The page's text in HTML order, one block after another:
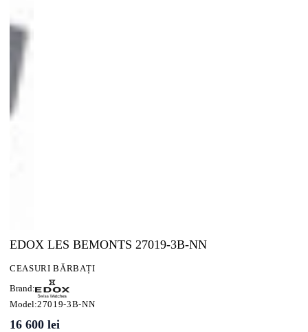
EDOX LES BEMONTS 27019-3B-NN
CEASURI BĂRBAȚI
Brand:
Model:27019-3B-NN
16 600 lei